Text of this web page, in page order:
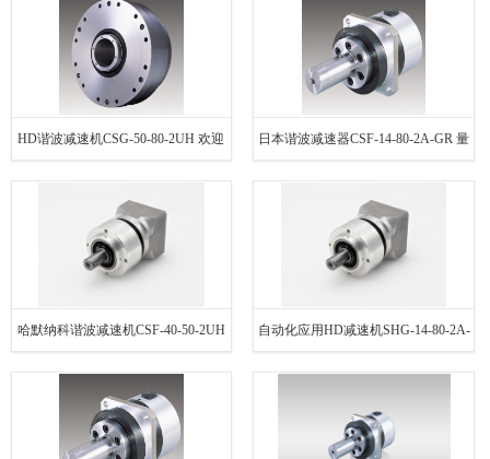
HD谐波减速机CSG-50-80-2UH 欢迎 日本谐波减速器CSF-14-80-2A-GR 量
哈默纳科谐波减速机CSF-40-50-2UH
免费咨询
自动化应用HD减速机SHG-14-80-2A-
GR 量大从优